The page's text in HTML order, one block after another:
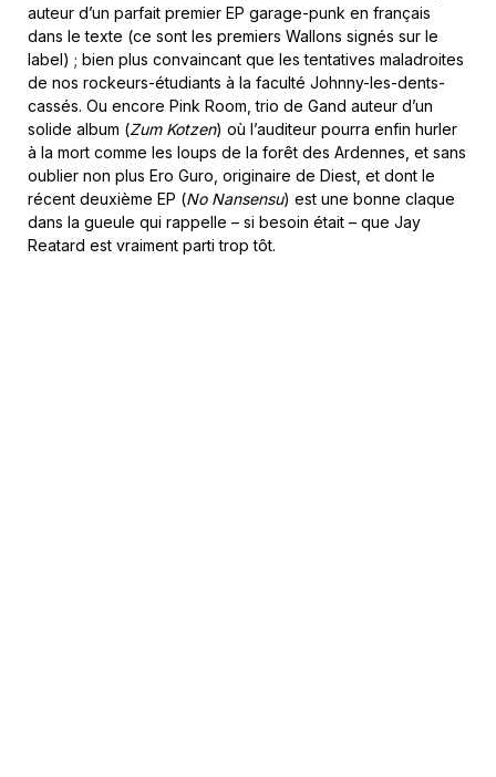
auteur d’un parfait premier EP garage-punk en français
dans le texte (ce sont les premiers Wallons signés sur le
label) ; bien plus convaincant que les tentatives maladroites
de nos rockeurs-étudiants à la faculté Johnny-les-dents-
cassés. Ou encore Pink Room, trio de Gand auteur d’un
solide album (Zum Kotzen) où l’auditeur pourra enfin hurler
à la mort comme les loups de la forêt des Ardennes, et sans
oublier non plus Ero Guro, originaire de Diest, et dont le
récent deuxième EP (No Nansensu) est une bonne claque
dans la gueule qui rappelle – si besoin était – que Jay
Reatard est vraiment parti trop tôt.